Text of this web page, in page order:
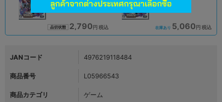
品切状態 2,790 円 税込 在庫あり 5,060 円 税込
JANコード 4976219118484
商品番号 L05966543
商品カテゴリ ゲーム